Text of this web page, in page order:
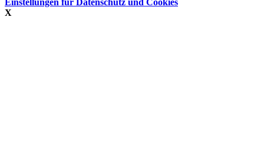
Einstellungen für Datenschutz und Cookies
X